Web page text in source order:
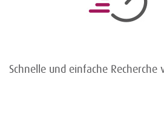
Schnelle und einfache Recherche